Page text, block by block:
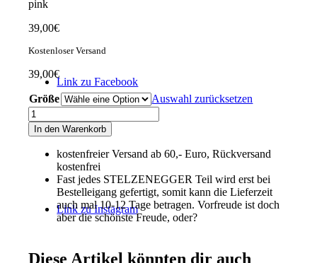
Link zu Facebook
Link zu Instagram
pink
39,00€
Kostenloser Versand
39,00€
Größe
Auswahl zurücksetzen
Damen-
Performance-
Poloshirt
"Typo-
pink
Menge
In den Warenkorb
kostenfreier Versand ab 60,- Euro, Rückversand
kostenfrei
Fast jedes STELZENEGGER Teil wird erst bei
Bestelleigang gefertigt, somit kann die Lieferzeit
auch mal 10-12 Tage betragen. Vorfreude ist doch
aber die schönste Freude, oder?
Diese Artikel könnten dir auch